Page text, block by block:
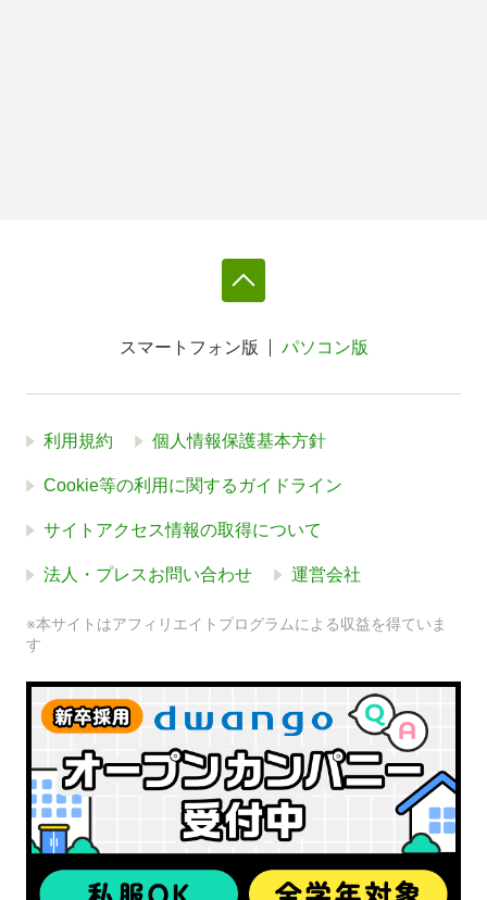
スマートフォン版 パソコン版
利用規約 個人情報保護基本方針
Cookie等の利用に関するガイドライン
サイトアクセス情報の取得について
法人・プレスお問い合わせ 運営会社
※本サイトはアフィリエイトプログラムによる収益を得ていま
す